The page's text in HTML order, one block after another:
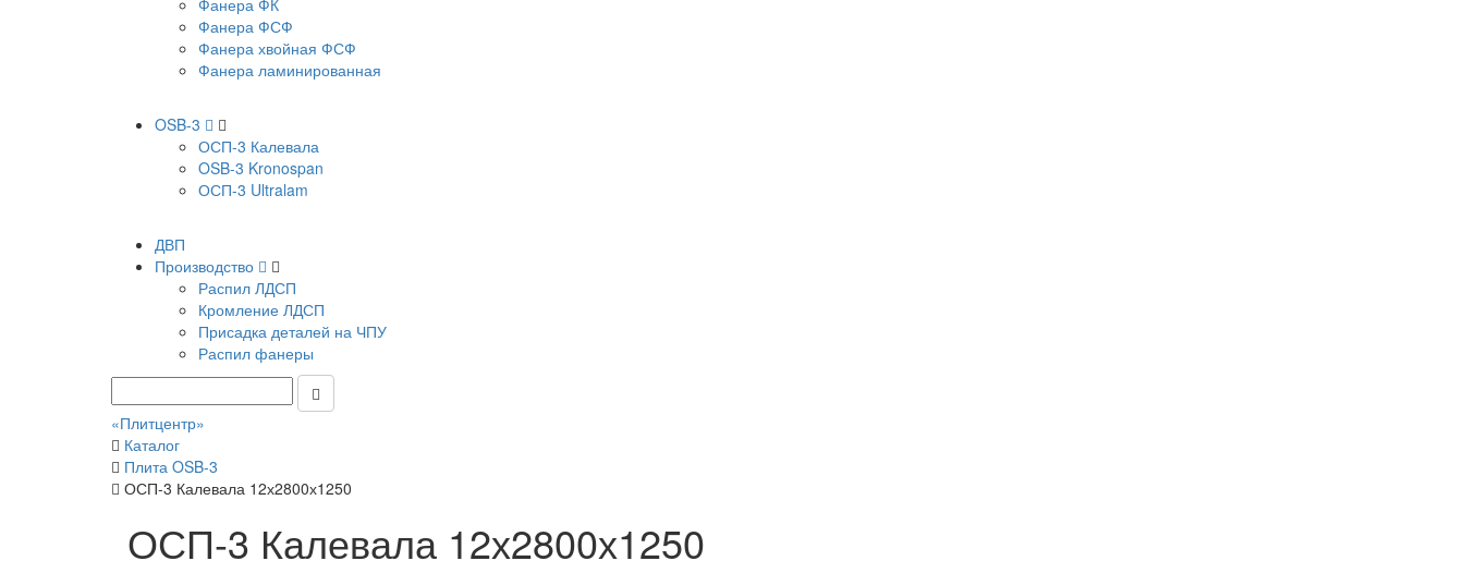
Фанера ФК
Фанера ФСФ
Фанера хвойная ФСФ
Фанера ламинированная
OSB-3
ОСП-3 Калевала
OSB-3 Kronospan
ОСП-3 Ultralam
ДВП
Производство
Распил ЛДСП
Кромление ЛДСП
Присадка деталей на ЧПУ
Распил фанеры
«Плитцентр»
Каталог
Плита OSB-3
ОСП-3 Калевала 12х2800х1250
ОСП-3 Калевала 12х2800х1250